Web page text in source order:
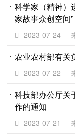
科学家（精神）
家故事众创空间”
2023-07-24
农业农村部有关
2023-07-22
科技部办公厅关
作的通知
2023-07-21